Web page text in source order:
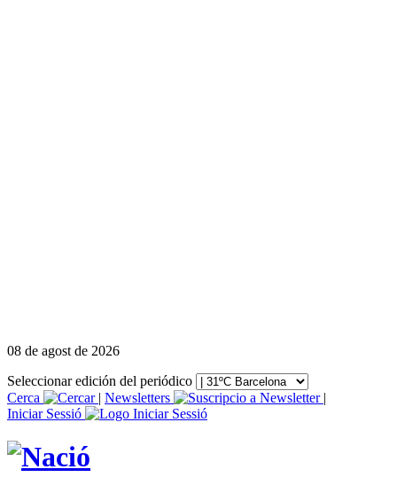
08 de agost de 2026
Seleccionar edición del periódico
Cerca
| Newsletters
|
Iniciar Sessió